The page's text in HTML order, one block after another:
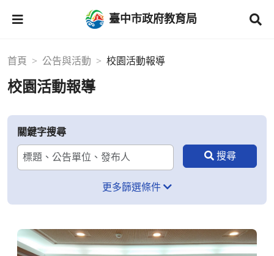
臺中市政府教育局
首頁 公告與活動 校園活動報導
校園活動報導
關鍵字搜尋
更多篩選條件